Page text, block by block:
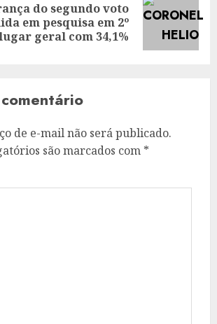
do segundo voto
em pesquisa em 2º
geral com 34,1%
de e-mail não será publicado.
são marcados com *